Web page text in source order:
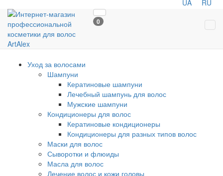
UA RU
0
Уход за волосами
Шампуни
Кератиновые шампуни
Лечебный шампунь для волос
Мужские шампуни
Кондиционеры для волос
Кератиновые кондиционеры
Кондиционеры для разных типов волос
Маски для волос
Сыворотки и флюиды
Масла для волос
Лечение волос и кожи головы